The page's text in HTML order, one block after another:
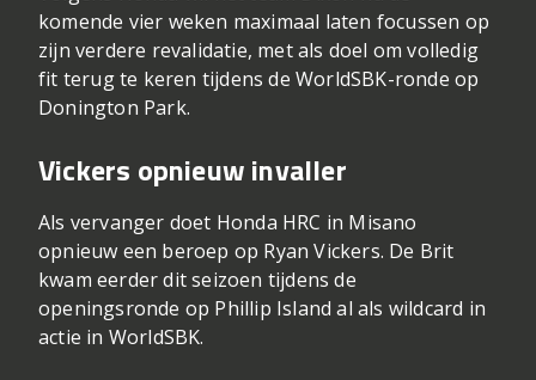
komende vier weken maximaal laten focussen op
zijn verdere revalidatie, met als doel om volledig
fit terug te keren tijdens de WorldSBK-ronde op
Donington Park.
Vickers opnieuw invaller
Als vervanger doet Honda HRC in Misano
opnieuw een beroep op Ryan Vickers. De Brit
kwam eerder dit seizoen tijdens de
openingsronde op Phillip Island al als wildcard in
actie in WorldSBK.